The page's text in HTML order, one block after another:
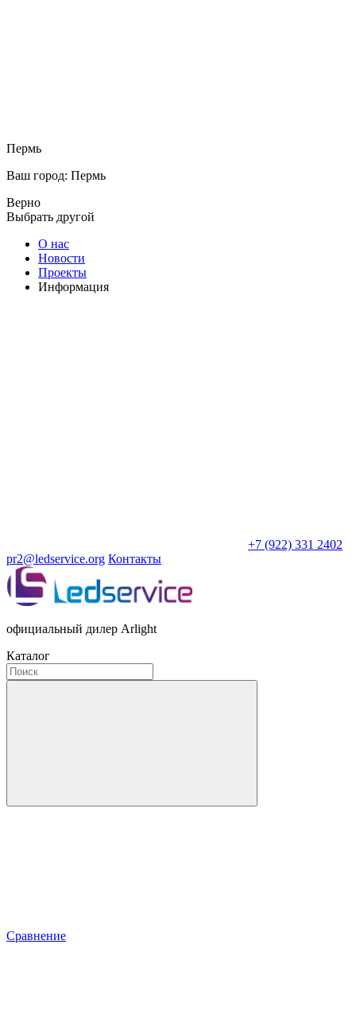
Пермь
Ваш город: Пермь
Верно
Выбрать другой
О нас
Новости
Проекты
Информация
+7 (922) 331 2402
pr2@ledservice.org Контакты
официальный дилер Arlight
Каталог
Сравнение